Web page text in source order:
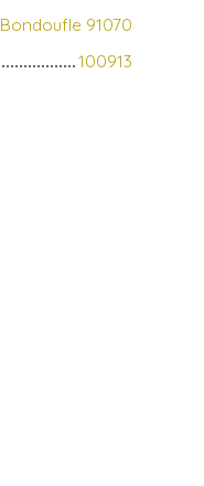
Bondoufle 91070
100913